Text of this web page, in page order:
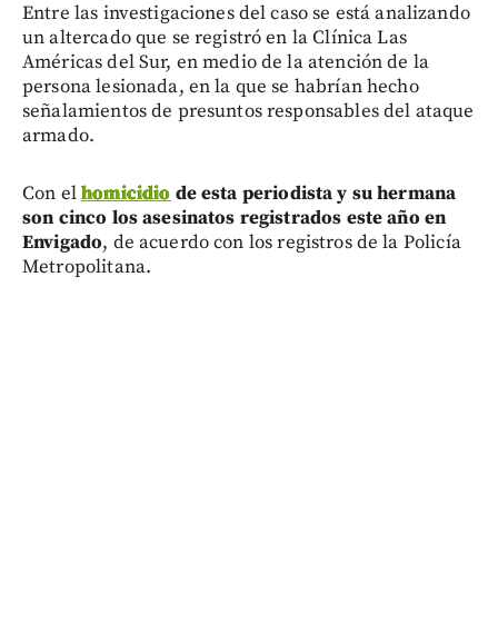
Entre las investigaciones del caso se está analizando
un altercado que se registró en la Clínica Las
Américas del Sur, en medio de la atención de la
persona lesionada, en la que se habrían hecho
señalamientos de presuntos responsables del ataque
armado.
Con elhomicidio de esta periodista y su hermana
son cinco los asesinatos registrados este año en
Envigado, de acuerdo con los registros de la Policía
Metropolitana.